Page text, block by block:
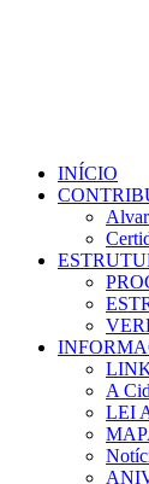
INÍCIO
A
LEI